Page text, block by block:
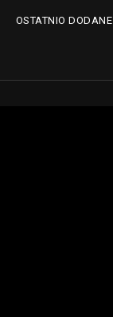
OSTATNIO DODANE